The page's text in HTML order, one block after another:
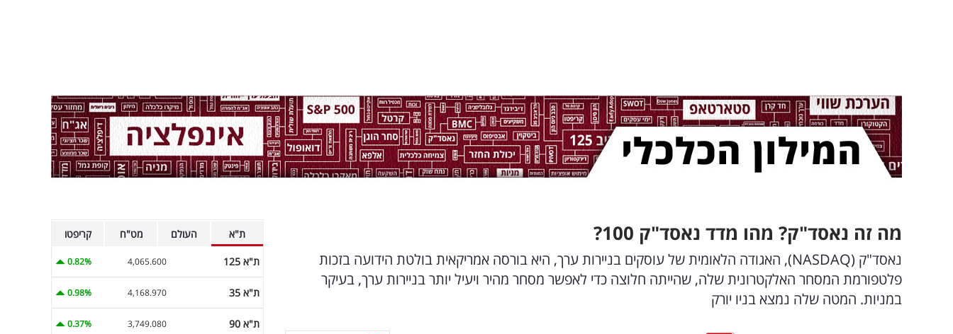
מה זה נאסד"ק? מהו מדד נאסד"ק 100?
נאסד"ק (NASDAQ), האגודה הלאומית של עוסקים בניירות ערך, היא בורסה אמריקאית בולטת הידועה בזכות
פלטפורמת המסחר האלקטרונית שלה, שהייתה חלוצה כדי לאפשר מסחר מהיר ויעיל יותר בניירות ערך, בעיקר
במניות. המטה שלה נמצא בניו יורק
ת"א העולם מט"ח קריפטו
ת"א 125 4,065.600
0.82%
ת"א 35 4,168.970
0.98%
ת"א 90 3,749.080
0.37%